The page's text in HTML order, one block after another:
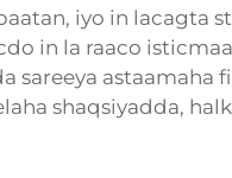
iyo in lacagta
in la raaco
sareeya astaamaha
shaqsiyadda,